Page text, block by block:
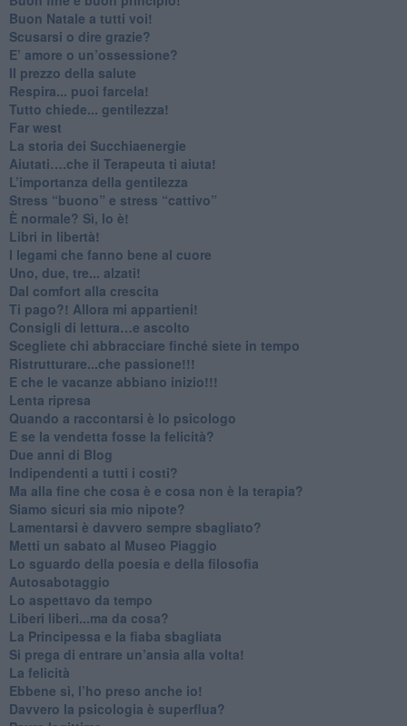
​Buon Natale a tutti voi!
​Scusarsi o dire grazie?
​E’ amore o un’ossessione?
​Il prezzo della salute
​Respira... puoi farcela!
​Tutto chiede... gentilezza!
​Far west
​La storia dei Succhiaenergie
​Aiutati….che il Terapeuta ti aiuta!
​L’importanza della gentilezza
​Stress “buono” e stress “cattivo”
​È normale? Sì, lo è!
​Libri in libertà!
​I legami che fanno bene al cuore
Uno, due, tre... alzati!​
​Dal comfort alla crescita
​Ti pago?! Allora mi appartieni!​
​Consigli di lettura…e ascolto
​Scegliete chi abbracciare finché siete in tempo
​Ristrutturare...che passione!!!
​E che le vacanze abbiano inizio!!!
​Lenta ripresa
​Quando a raccontarsi è lo psicologo
​E se la vendetta fosse la felicità?
​Due anni di Blog
​Indipendenti a tutti i costi?
​Ma alla fine che cosa è e cosa non è la terapia?
​Siamo sicuri sia mio nipote?
​Lamentarsi è davvero sempre sbagliato?
​Metti un sabato al Museo Piaggio
​Lo sguardo della poesia e della filosofia
Autosabotaggio
​Lo aspettavo da tempo
​Liberi liberi...ma da cosa?
​La Principessa e la fiaba sbagliata
Si prega di entrare un’ansia alla volta!
​La felicità
​Ebbene sì, l’ho preso anche io!
​Davvero la psicologia è superflua?